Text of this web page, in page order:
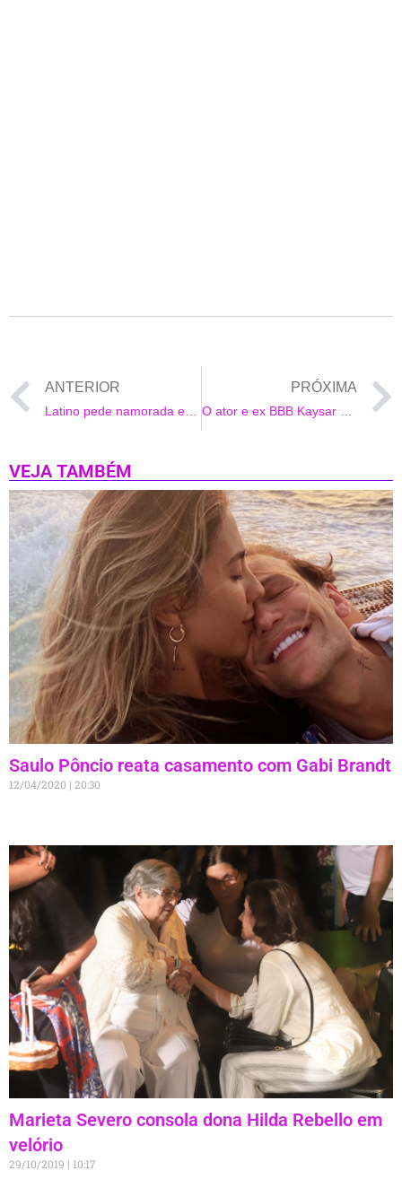
ANTERIOR PRÓXIMA
VEJA TAMBÉM
Saulo Pôncio reata casamento com Gabi Brandt
12/04/2020 20:30
Marieta Severo consola dona Hilda Rebello em
velório
29/10/2019 10:17